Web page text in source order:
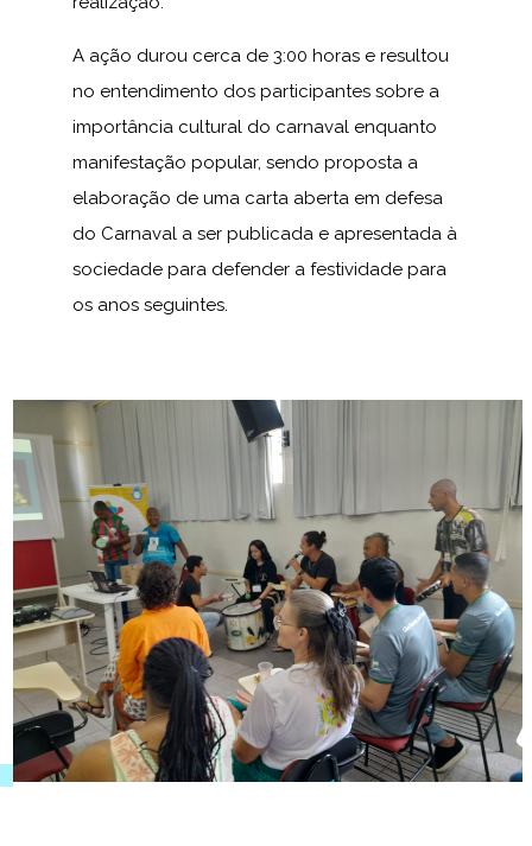
A ação durou cerca de 3:00 horas e resultou
no entendimento dos participantes sobre a
importância cultural do carnaval enquanto
manifestação popular, sendo proposta a
elaboração de uma carta aberta em defesa
do Carnaval a ser publicada e apresentada à
sociedade para defender a festividade para
os anos seguintes.